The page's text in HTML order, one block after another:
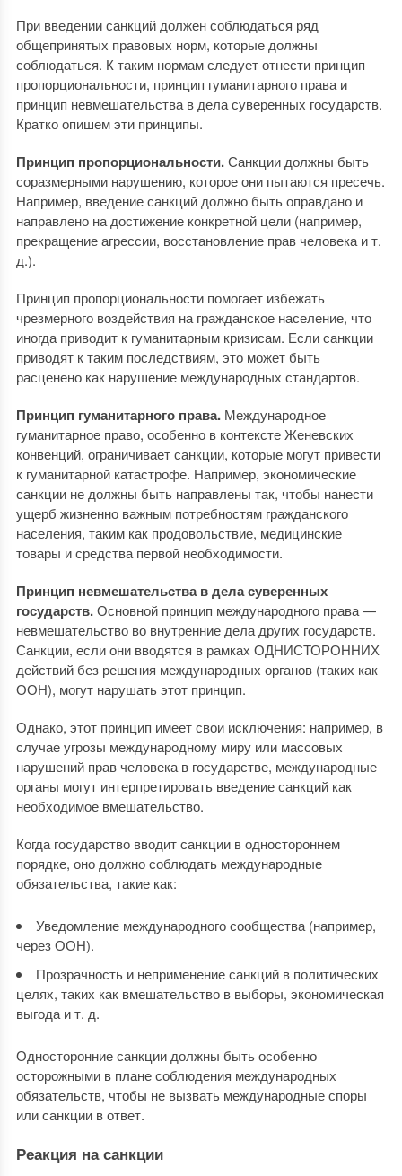
При введении санкций должен соблюдаться ряд
общепринятых правовых норм, которые должны
соблюдаться. К таким нормам следует отнести принцип
пропорциональности, принцип гуманитарного права и
принцип невмешательства в дела суверенных государств.
Кратко опишем эти принципы.
Принцип пропорциональности.Санкции должны быть
соразмерными нарушению, которое они пытаются пресечь.
Например, введение санкций должно быть оправдано и
направлено на достижение конкретной цели (например,
прекращение агрессии, восстановление прав человека и т.
д.).
Принцип пропорциональности помогает избежать
чрезмерного воздействия на гражданское население, что
иногда приводит к гуманитарным кризисам. Если санкции
приводят к таким последствиям, это может быть
расценено как нарушение международных стандартов.
Принцип гуманитарного права. Международное
гуманитарное право, особенно в контексте Женевских
конвенций, ограничивает санкции, которые могут привести
к гуманитарной катастрофе. Например, экономические
санкции не должны быть направлены так, чтобы нанести
ущерб жизненно важным потребностям гражданского
населения, таким как продовольствие, медицинские
товары и средства первой необходимости.
Принцип невмешательства в дела суверенных
государств.Основной принцип международного права —
невмешательство во внутренние дела других государств.
Санкции, если они вводятся в рамках ОДНИСТОРОННИХ
действий без решения международных органов (таких как
ООН), могут нарушать этот принцип.
Однако, этот принцип имеет свои исключения: например, в
случае угрозы международному миру или массовых
нарушений прав человека в государстве, международные
органы могут интерпретировать введение санкций как
необходимое вмешательство.
Когда государство вводит санкции в одностороннем
порядке, оно должно соблюдать международные
обязательства, такие как:
Уведомление международного сообщества (например,
через ООН).
Прозрачность и неприменение санкций в политических
целях, таких как вмешательство в выборы, экономическая
выгода и т. д.
Односторонние санкции должны быть особенно
осторожными в плане соблюдения международных
обязательств, чтобы не вызвать международные споры
или санкции в ответ.
Реакция на санкции